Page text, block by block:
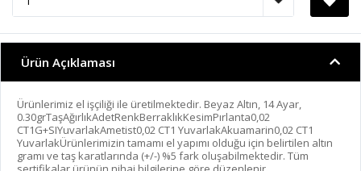
Ürün Açıklaması
Ürünlerimiz el işçiliği ile üretilmektedir. Beyaz Altın, 14 Ayar,
0.30grTaşAğırlıkAdetRenkBerraklıkKesimPırlanta0,02
CT1G+SIYuvarlakAmetist0,02 CT1 YuvarlakAkuamarin0,02 CT1
YuvarlakÜrünlerimizin tamamı el yapımı olduğu için belirtilen altın
gramı ve taş karatlarında (+/-) %5 fark oluşabilmektedir. Tüm